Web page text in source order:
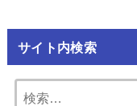
サイト内検索